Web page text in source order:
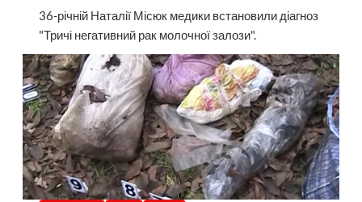
36-річній Наталії Місюк медики встановили діагноз
"Тричі негативний рак молочної залози".